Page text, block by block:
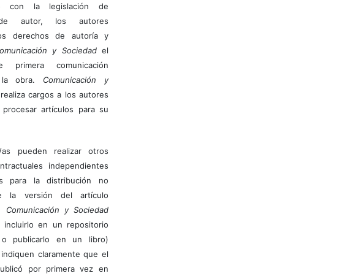
con la legislación de
autor, los autores
derechos de autoría y
y Sociedadel
primera comunicación
obra. Comunicación y
cargos a los autores
artículos para su
as pueden realizar otros
independientes
para la distribución no
la versión del artículo
Comunicación y Sociedad
incluirlo en un repositorio
o publicarlo en un libro)
claramente que el
por primera vez en